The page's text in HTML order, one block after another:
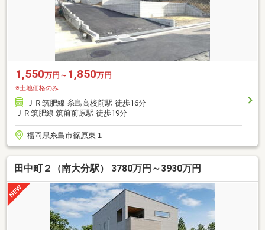
1,550万円～ 1,850万円
※土地価格のみ
ＪＲ筑肥線 糸島高校前駅 徒歩16分
ＪＲ筑肥線 筑前前原駅 徒歩19分
福岡県糸島市篠原東１
田中町２（南大分駅） 3780万円～3930万円